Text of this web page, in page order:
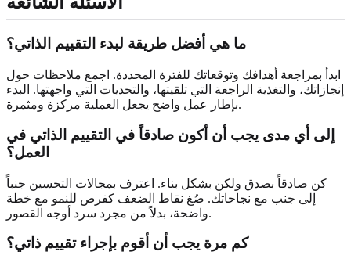
ما هي أفضل طريقة لبدء التقييم الذاتي؟
ابدأ بمراجعة أهدافك وتوقعاتك للفترة المحددة. اجمع ملاحظات حول
إنجازاتك، والتغذية الراجعة التي تلقيتها، والتحديات التي واجهتها. البدء
بإطار عمل واضح يجعل العملية مركزة ومثمرة.
إلى أي مدى يجب أن أكون صادقاً في التقييم الذاتي في
العمل؟
كن صادقاً بصدق ولكن بشكل بناء. اعترف بمجالات التحسين جنباً
إلى جنب مع نجاحاتك. صُغ نقاط الضعف كفرص للنمو مع خطة
واضحة، بدلاً من مجرد سرد أوجه القصور.
كم مرة يجب أن أقوم بإجراء تقييم ذاتي؟